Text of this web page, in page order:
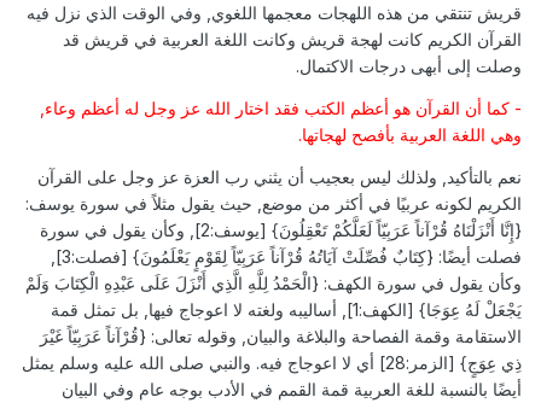
قريش تنتقي من هذه اللهجات معجمها اللغوي, وفي الوقت الذي نزل فيه
القرآن الكريم كانت لهجة قريش وكانت اللغة العربية في قريش قد
وصلت إلى أبهى درجات الاكتمال.
- كما أن القرآن هو أعظم الكتب فقد اختار الله عز وجل له أعظم وعاء,
وهي اللغة العربية بأفصح لهجاتها.
نعم بالتأكيد, ولذلك ليس بعجيب أن يثني رب العزة عز وجل على القرآن
الكريم لكونه عربيًا في أكثر من موضع, حيث يقول مثلاً في سورة يوسف:
{إِنَّا أَنْزَلْنَاهُ قُرْآناً عَرَبِيّاً لَعَلَّكُمْ تَعْقِلُونَ} [يوسف:2], وكأن يقول في سورة
فصلت أيضًا: {كِتَابٌ فُصِّلَتْ آيَاتُهُ قُرْآناً عَرَبِيّاً لِقَوْمٍ يَعْلَمُونَ} [فصلت:3],
وكأن يقول في سورة الكهف: {الْحَمْدُ لِلَّهِ الَّذِي أَنْزَلَ عَلَى عَبْدِهِ الْكِتَابَ وَلَمْ
يَجْعَلْ لَهُ عِوَجَا} [الكهف:1], أساليبه ولغته لا اعوجاج فيها, بل تمثل قمة
الاستقامة وقمة الفصاحة والبلاغة والبيان, وقوله تعالى: {قُرْآناً عَرَبِيّاً غَيْرَ
ذِي عِوَجٍ} [الزمر:28] أي لا اعوجاج فيه. والنبي صلى الله عليه وسلم يمثل
أيضًا بالنسبة للغة العربية قمة القمم في الأدب بوجه عام وفي البيان